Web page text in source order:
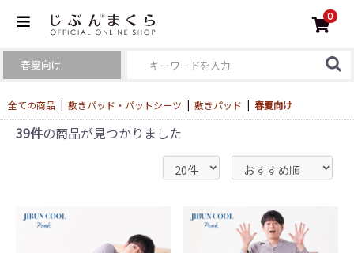
0
全ての商品 | 敷きパッド・パットシーツ | 敷きパッド | 春夏向け
39件の商品が見つかりました